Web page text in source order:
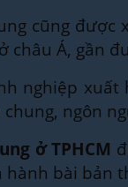
cũng được
châu Á, gần
nghiệp
ngôn
ở TPHCM
bài bản